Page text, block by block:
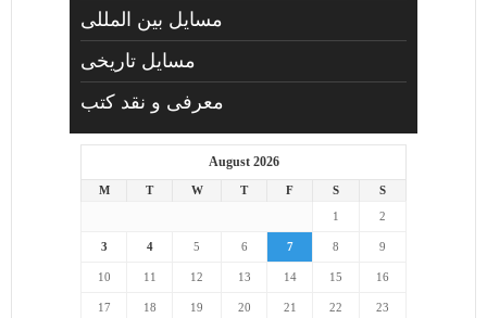
مسایل بین المللی
مسایل تاریخی
معرفی و نقد کتب
August 2026
M T W T F S
S
1
2
3 4 5 6 7 8 9
10 11 12 13 14 15 16
17 18 19 20 21 22 23